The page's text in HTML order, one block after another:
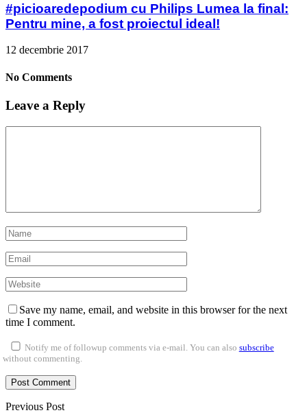
#picioaredepodium cu Philips Lumea la final:
Pentru mine, a fost proiectul ideal!
12 decembrie 2017
No Comments
Leave a Reply
Save my name, email, and website in this browser for the next
time I comment.
Notify me of followup comments via e-mail. You can also subscribe
without commenting.
Previous Post